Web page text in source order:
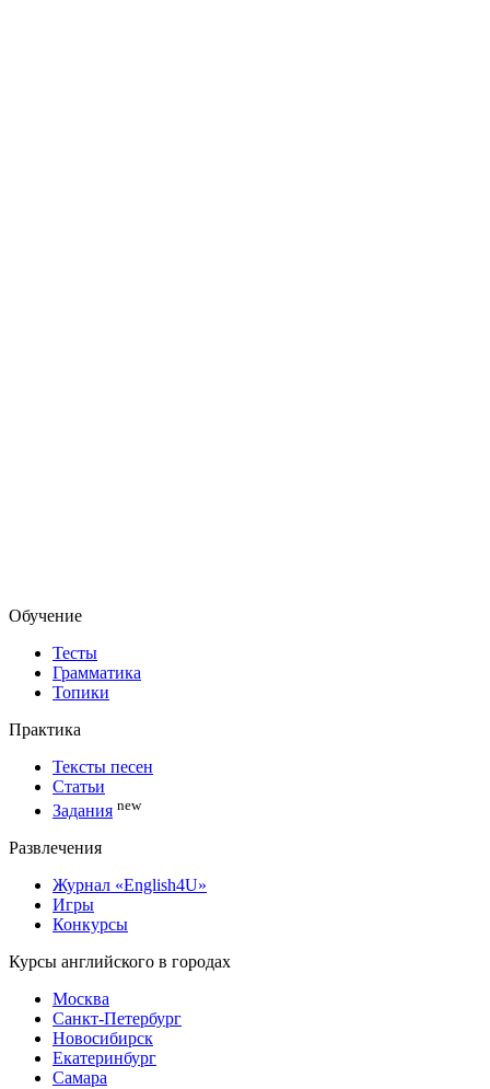
Обучение
Тесты
Грамматика
Топики
Практика
Тексты песен
Статьи
Задания new
Развлечения
Журнал «English4U»
Игры
Конкурсы
Курсы английского в городах
Москва
Санкт-Петербург
Новосибирск
Екатеринбург
Самара